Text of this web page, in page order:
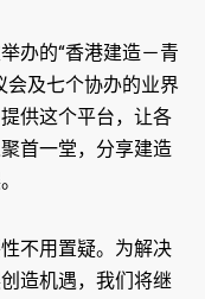
办的“香港建造－青
会及七个协办的业界
供这个平台，让各
首一堂，分享建造
不用置疑。为解决
造机遇，我们将继